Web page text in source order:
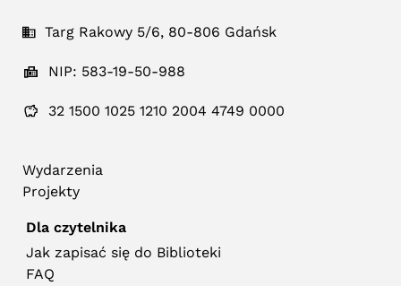
Targ Rakowy 5/6, 80-806 Gdańsk
NIP: 583-19-50-988
32 1500 1025 1210 2004 4749 0000
Wydarzenia
Projekty
Dla czytelnika
Jak zapisać się do Biblioteki
FAQ